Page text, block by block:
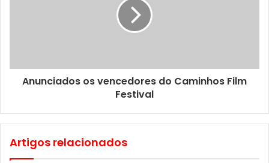
Anunciados os vencedores do Caminhos Film
Festival
Artigos relacionados